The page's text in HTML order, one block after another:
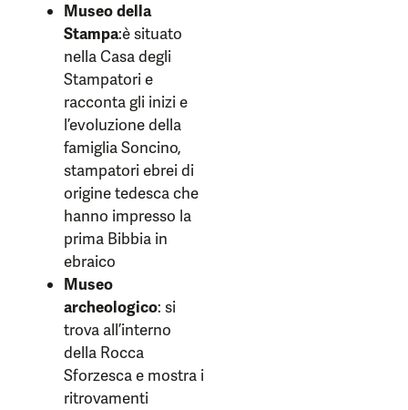
Museo della
Stampa:è situato
nella Casa degli
Stampatori e
racconta gli inizi e
l’evoluzione della
famiglia Soncino,
stampatori ebrei di
origine tedesca che
hanno impresso la
prima Bibbia in
ebraico
Museo
archeologico: si
trova all’interno
della Rocca
Sforzesca e mostra i
ritrovamenti